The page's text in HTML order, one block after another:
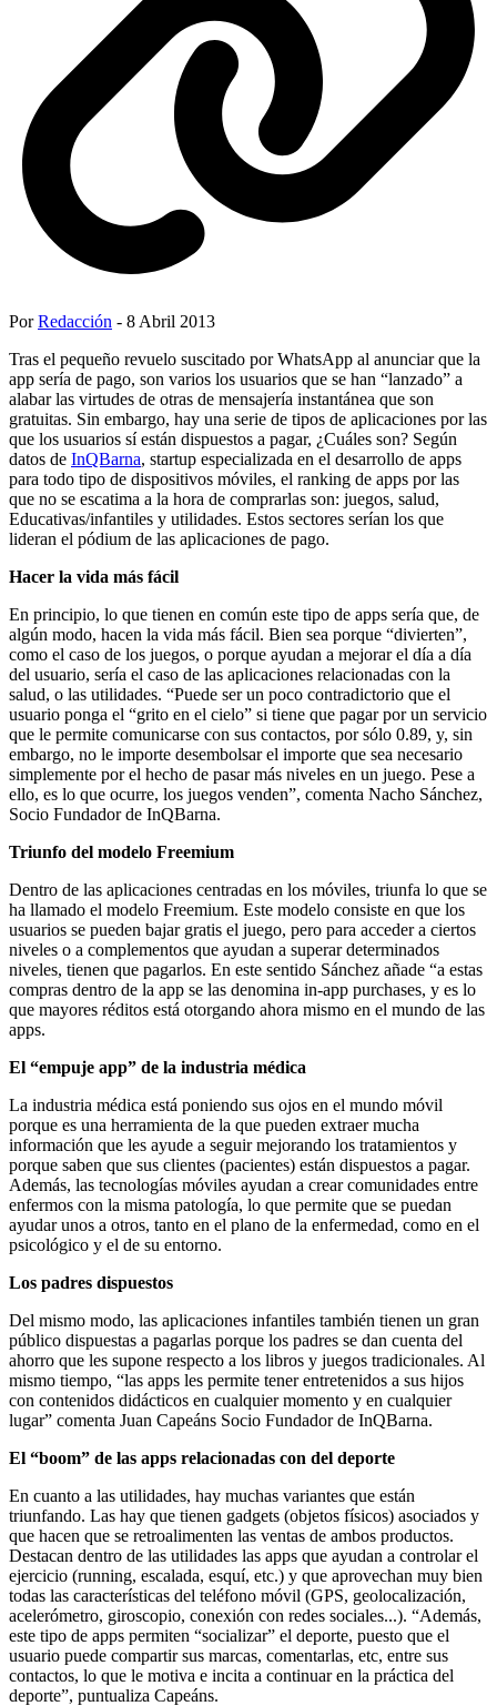
PorRedacción - 8 Abril 2013
Tras el pequeño revuelo suscitado por WhatsApp al anunciar que la
app sería de pago, son varios los usuarios que se han “lanzado” a
alabar las virtudes de otras de mensajería instantánea que son
gratuitas. Sin embargo, hay una serie de tipos de aplicaciones por las
que los usuarios sí están dispuestos a pagar, ¿Cuáles son? Según
datos de InQBarna, startup especializada en el desarrollo de apps
para todo tipo de dispositivos móviles, el ranking de apps por las
que no se escatima a la hora de comprarlas son: juegos, salud,
Educativas/infantiles y utilidades. Estos sectores serían los que
lideran el pódium de las aplicaciones de pago.
Hacer la vida más fácil
En principio, lo que tienen en común este tipo de apps sería que, de
algún modo, hacen la vida más fácil. Bien sea porque “divierten”,
como el caso de los juegos, o porque ayudan a mejorar el día a día
del usuario, sería el caso de las aplicaciones relacionadas con la
salud, o las utilidades. “Puede ser un poco contradictorio que el
usuario ponga el “grito en el cielo” si tiene que pagar por un servicio
que le permite comunicarse con sus contactos, por sólo 0.89, y, sin
embargo, no le importe desembolsar el importe que sea necesario
simplemente por el hecho de pasar más niveles en un juego. Pese a
ello, es lo que ocurre, los juegos venden”, comenta Nacho Sánchez,
Socio Fundador de InQBarna.
Triunfo del modelo Freemium
Dentro de las aplicaciones centradas en los móviles, triunfa lo que se
ha llamado el modelo Freemium. Este modelo consiste en que los
usuarios se pueden bajar gratis el juego, pero para acceder a ciertos
niveles o a complementos que ayudan a superar determinados
niveles, tienen que pagarlos. En este sentido Sánchez añade “a estas
compras dentro de la app se las denomina in-app purchases, y es lo
que mayores réditos está otorgando ahora mismo en el mundo de las
apps.
El “empuje app” de la industria médica
La industria médica está poniendo sus ojos en el mundo móvil
porque es una herramienta de la que pueden extraer mucha
información que les ayude a seguir mejorando los tratamientos y
porque saben que sus clientes (pacientes) están dispuestos a pagar.
Además, las tecnologías móviles ayudan a crear comunidades entre
enfermos con la misma patología, lo que permite que se puedan
ayudar unos a otros, tanto en el plano de la enfermedad, como en el
psicológico y el de su entorno.
Los padres dispuestos
Del mismo modo, las aplicaciones infantiles también tienen un gran
público dispuestas a pagarlas porque los padres se dan cuenta del
ahorro que les supone respecto a los libros y juegos tradicionales. Al
mismo tiempo, “las apps les permite tener entretenidos a sus hijos
con contenidos didácticos en cualquier momento y en cualquier
lugar” comenta Juan Capeáns Socio Fundador de InQBarna.
El “boom” de las apps relacionadas con del deporte
En cuanto a las utilidades, hay muchas variantes que están
triunfando. Las hay que tienen gadgets (objetos físicos) asociados y
que hacen que se retroalimenten las ventas de ambos productos.
Destacan dentro de las utilidades las apps que ayudan a controlar el
ejercicio (running, escalada, esquí, etc.) y que aprovechan muy bien
todas las características del teléfono móvil (GPS, geolocalización,
acelerómetro, giroscopio, conexión con redes sociales...). “Además,
este tipo de apps permiten “socializar” el deporte, puesto que el
usuario puede compartir sus marcas, comentarlas, etc, entre sus
contactos, lo que le motiva e incita a continuar en la práctica del
deporte”, puntualiza Capeáns.